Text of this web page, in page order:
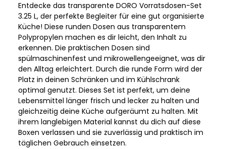
Entdecke das transparente DORO Vorratsdosen-Set
3.25 L, der perfekte Begleiter für eine gut organisierte
Küche! Diese runden Dosen aus transparentem
Polypropylen machen es dir leicht, den Inhalt zu
erkennen. Die praktischen Dosen sind
spülmaschinenfest und mikrowellengeeignet, was dir
den Alltag erleichtert. Durch die runde Form wird der
Platz in deinen Schränken und im Kühlschrank
optimal genutzt. Dieses Set ist perfekt, um deine
Lebensmittel länger frisch und lecker zu halten und
gleichzeitig deine Küche aufgeräumt zu halten. Mit
ihrem langlebigen Material kannst du dich auf diese
Boxen verlassen und sie zuverlässig und praktisch im
täglichen Gebrauch einsetzen.